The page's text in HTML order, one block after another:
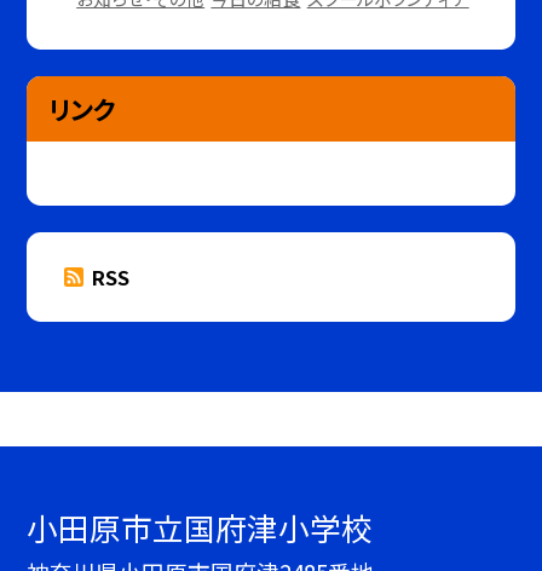
リンク
RSS
小田原市立国府津小学校